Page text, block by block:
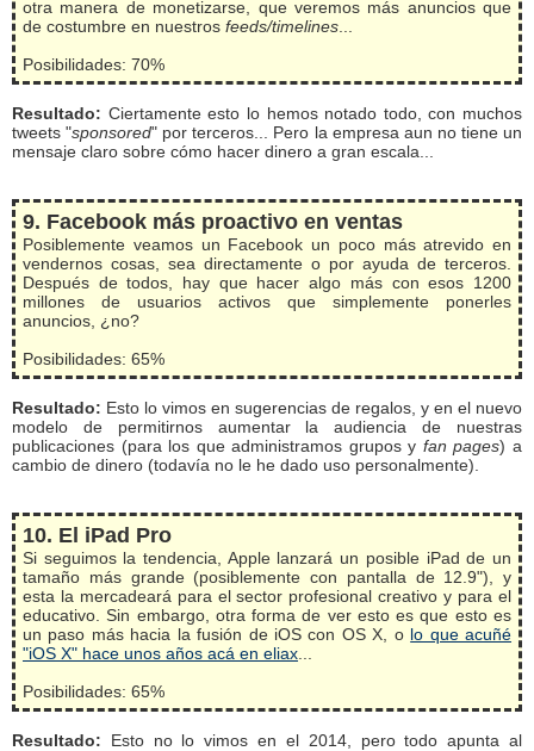
otra manera de monetizarse, que veremos más anuncios que
de costumbre en nuestros feeds/timelines
Posibilidades: 70%
Resultado: Ciertamente esto lo hemos notado todo, con muchos
tweets "sponsored" por terceros... Pero la empresa aun no tiene un
mensaje claro sobre cómo hacer dinero a gran escala...
9. Facebook más proactivo en ventas
Posiblemente veamos un Facebook un poco más atrevido en
vendernos cosas, sea directamente o por ayuda de terceros.
Después de todos, hay que hacer algo más con esos 1200
millones de usuarios activos que simplemente ponerles
anuncios, ¿no?
Posibilidades: 65%
Resultado: Esto lo vimos en sugerencias de regalos, y en el nuevo
modelo de permitirnos aumentar la audiencia de nuestras
publicaciones (para los que administramos grupos y fan pages) a
cambio de dinero (todavía no le he dado uso personalmente).
10. El iPad Pro
Si seguimos la tendencia, Apple lanzará un posible iPad de un
tamaño más grande (posiblemente con pantalla de 12.9"), y
esta la mercadeará para el sector profesional creativo y para el
educativo. Sin embargo, otra forma de ver esto es que esto es
un paso más hacia la fusión de iOS con OS X, o lo que acuñé
"iOS X" hace unos años acá en eliax
Posibilidades: 65%
Resultado: Esto no lo vimos en el 2014, pero todo apunta al